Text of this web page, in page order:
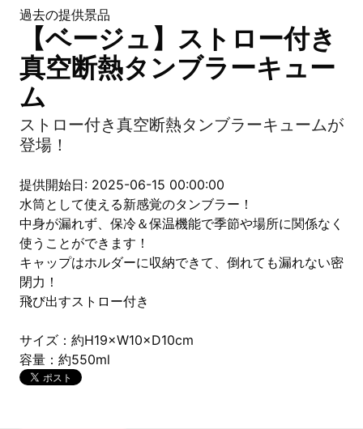
過去の提供景品
【ベージュ】ストロー付き
真空断熱タンブラーキュー
ム
ストロー付き真空断熱タンブラーキュームが
登場！
提供開始日: 2025-06-15 00:00:00
水筒として使える新感覚のタンブラー！
中身が漏れず、保冷＆保温機能で季節や場所に関係なく
使うことができます！
キャップはホルダーに収納できて、倒れても漏れない密
閉力！
飛び出すストロー付き
サイズ：約H19×W10×D10cm
容量：約550ml